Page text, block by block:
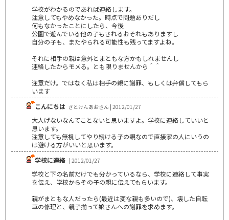
学校がわかるのであれば連絡します。
注意してもやめなかった。時点で問題ありだし
何もなかったことにしたら、今後
公園で遊んでいる他の子もされるおそれもありますし
自分の子も、またやられる可能性も残ってますよね。
それに相手の親は意外とまともな方かもしれませんし
連絡したからモメる。とも限りませんから＾＾
注意だけ。ではなく私は相手の親に謝罪、もしくは弁償してもら
います
こんにちは さとけんあおさん | 2012/01/27
大人げないなんてことないと思いますよ。学校に連絡していいと
思います。
注意しても無視してやり続ける子の親なので直接家の人にいうの
は避ける方がいいと思います。
学校に連絡 | 2012/01/27
学校と下の名前だけでも分かっているなら、学校に連絡して事実
を伝え、学校からその子の親に伝えてもらいます。
親がまともな人だったら(最近は変な親も多いので)、壊した自転
車の修理と、親子揃って娘さんへの謝罪を求めます。